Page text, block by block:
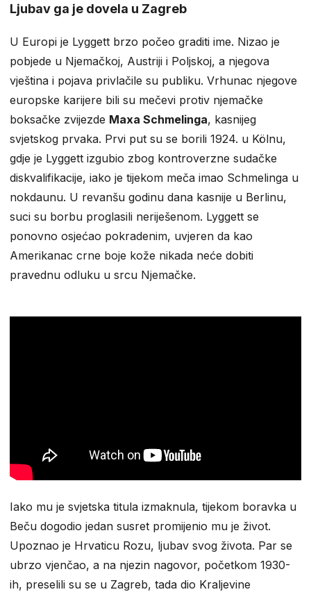
Ljubav ga je dovela u Zagreb
U Europi je Lyggett brzo počeo graditi ime. Nizao je
pobjede u Njemačkoj, Austriji i Poljskoj, a njegova
vještina i pojava privlačile su publiku. Vrhunac njegove
europske karijere bili su mečevi protiv njemačke
boksačke zvijezde Maxa Schmelinga, kasnijeg
svjetskog prvaka. Prvi put su se borili 1924. u Kölnu,
gdje je Lyggett izgubio zbog kontroverzne sudačke
diskvalifikacije, iako je tijekom meča imao Schmelinga u
nokdaunu. U revanšu godinu dana kasnije u Berlinu,
suci su borbu proglasili neriješenom. Lyggett se
ponovno osjećao pokradenim, uvjeren da kao
Amerikanac crne boje kože nikada neće dobiti
pravednu odluku u srcu Njemačke.
Iako mu je svjetska titula izmaknula, tijekom boravka u
Beču dogodio jedan susret promijenio mu je život.
Upoznao je Hrvaticu Rozu, ljubav svog života. Par se
ubrzo vjenčao, a na njezin nagovor, početkom 1930-
ih, preselili su se u Zagreb, tada dio Kraljevine